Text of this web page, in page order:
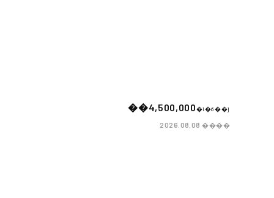
��4,500,000�i�ō��j
2026.08.08����